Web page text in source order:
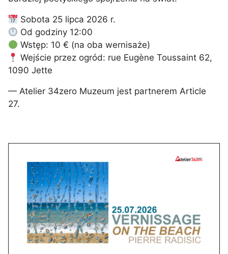
Sobota 25 lipca 2026 r.
Od godziny 12:00
Wstęp: 10 € (na oba wernisaże)
Wejście przez ogród: rue Eugène Toussaint 62,
1090 Jette
— Atelier 34zero Muzeum jest partnerem Article
27.